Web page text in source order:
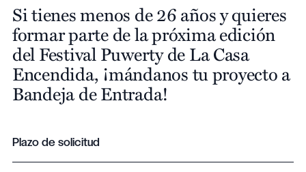
Si tienes menos de 26 años y quieres
formar parte de la próxima edición
del Festival Puwerty de La Casa
Encendida, ¡mándanos tu proyecto a
Bandeja de Entrada!
Plazo de solicitud